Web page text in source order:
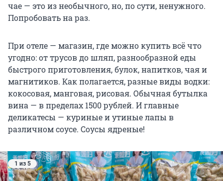
чае — это из необычного, но, по сути, ненужного.
Попробовать на раз.
При отеле — магазин, где можно купить всё что
угодно: от трусов до шляп, разнообразной еды
быстрого приготовления, булок, напитков, чая и
магнитиков. Как полагается, разные виды водки:
кокосовая, манговая, рисовая. Обычная бутылка
вина — в пределах 1500 рублей. И главные
деликатесы — куриные и утиные лапы в
различном соусе. Соусы ядреные!
1 из 5